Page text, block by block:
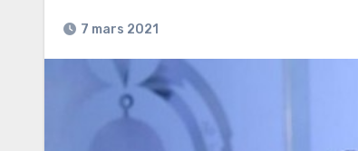
7 mars 2021